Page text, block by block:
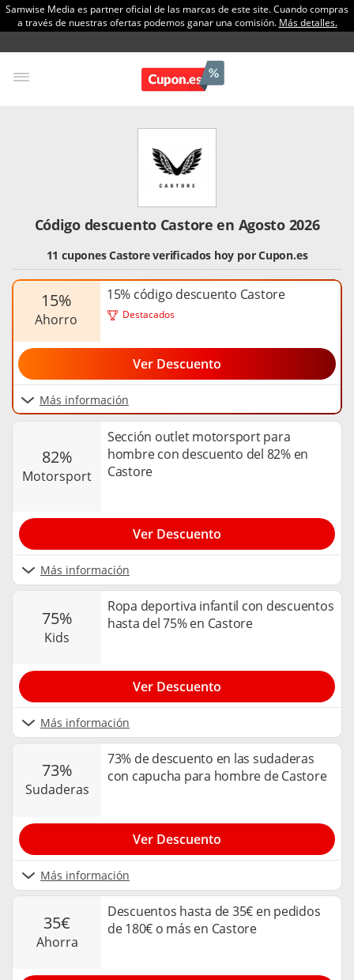
Samwise Media es partner oficial de las marcas de este site. Cuando compras
a través de nuestras ofertas podemos ganar una comisión. Más detalles.
Código descuento Castore en Agosto 2026
11 cupones Castore verificados hoy por Cupon.es
Destacados
15%
ahorro
15% código descuento Castore
Más información
Ver Descuento
82%
motorsport
Sección outlet motorsport para
hombre con descuento del 82% en
Castore
Más información
Ver Descuento
75%
kids
Ropa deportiva infantil con descuentos
hasta del 75% en Castore
Más información
Ver Descuento
73%
sudaderas
73% de descuento en las sudaderas
con capucha para hombre de Castore
Más información
Ver Descuento
35€
ahorra
Descuentos hasta de 35€ en pedidos
de 180€ o más en Castore